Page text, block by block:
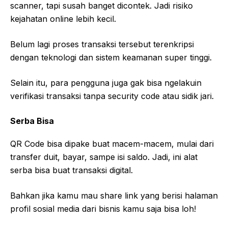
scanner, tapi susah banget dicontek. Jadi risiko
kejahatan online lebih kecil.
Belum lagi proses transaksi tersebut terenkripsi
dengan teknologi dan sistem keamanan super tinggi.
Selain itu, para pengguna juga gak bisa ngelakuin
verifikasi transaksi tanpa security code atau sidik jari.
Serba Bisa
QR Code bisa dipake buat macem-macem, mulai dari
transfer duit, bayar, sampe isi saldo. Jadi, ini alat
serba bisa buat transaksi digital.
Bahkan jika kamu mau share link yang berisi halaman
profil sosial media dari bisnis kamu saja bisa loh!